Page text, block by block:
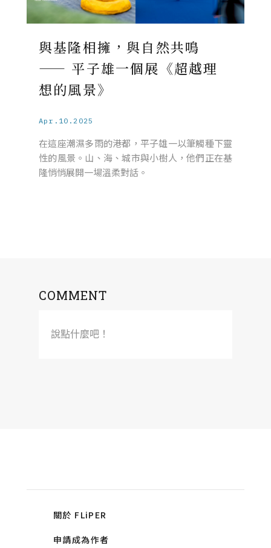
與基隆相擁，與自然共鳴
—— 平子雄一個展《超越理
想的風景》
Apr.10.2025
在這座潮濕多雨的港都，平子雄一以筆觸種下靈
性的風景。山、海、城市與小樹人，他們正在基
隆悄悄展開一場溫柔對話。
COMMENT
說點什麼吧！
關於 FLiPER
申請成為作者